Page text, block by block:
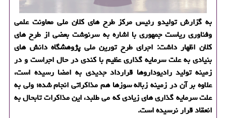
به گزارش تولیدو رئیس مركز طرح های كلان ملی معاونت علمی
وفناوری ریاست جمهوری با اشاره به سرنوشت بعضی از طرح های
كلان اظهار داشت: اجرای طرح تورین ملی پژوهشگاه دانش های
بنیادی به علت سرمایه گذاری عظیم با كندی در حال اجراست و در
زمینه تولید رادیوداروها قرارداد جدیدی به امضا رسیده است،
علاوه بر آن در زمینه زباله سوزها هم مذاكراتی انجام شده؛ ولی به
علت سرمایه گذاری های زیادی كه می طلبد، این مذاكرات تابحال به
انعقاد قرار نرسیده است.